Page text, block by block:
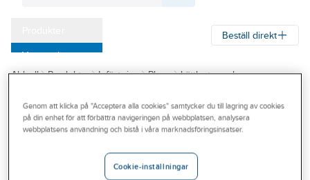
Varumärken
Outlet
Branscher
Beställ direkt
Ahlsell Produkter Infästning Plugg Lättbetongplugg
Lättbetongplugg
fischer
Greenline GB
LÄTTBETONGPLUGG
Genom att klicka på "Acceptera alla cookies" samtycker du till lagring av cookies
på din enhet för att förbättra navigeringen på webbplatsen, analysera
webbplatsens användning och bistå i våra marknadsföringsinsatser.
Cookie-inställningar